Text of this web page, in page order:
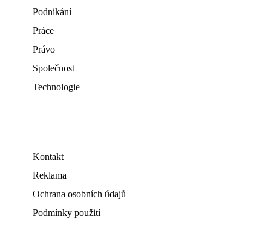
Podnikání
Práce
Právo
Společnost
Technologie
Kontakt
Reklama
Ochrana osobních údajů
Podmínky použití